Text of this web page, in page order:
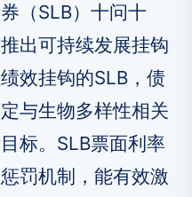
（SLB）十问十
出可持续发展挂钩
效挂钩的SLB，债
与生物多样性相关
标。SLB票面利率
罚机制，能有效激